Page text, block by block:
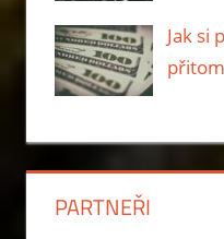
Jak si
PARTNEŘI